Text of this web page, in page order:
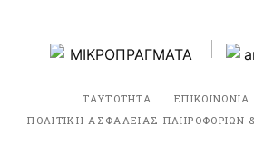
ΤΑΥΤΟΤΗΤΑ ΕΠΙΚΟΙΝΩΝΙΑ
ΠΟΛΙΤΙΚΗ ΑΣΦΑΛΕΙΑΣ ΠΛΗΡΟΦΟΡΙΩΝ